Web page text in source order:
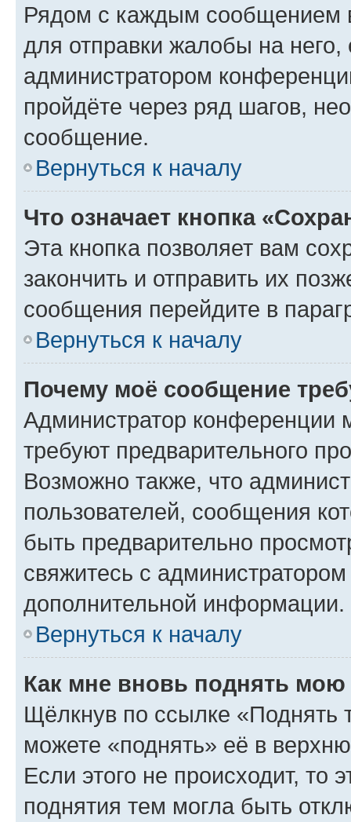
Рядом с каждым сообщением
для отправки жалобы на
администратором
пройдёте через ряд шагов,
сообщение.
Вернуться к началу
Что означает кнопка
Эта кнопка позволяет вам
закончить и отправить их
сообщения перейдите в
Вернуться к началу
Почему моё сообщение
Администратор конференции
требуют предварительного
Возможно также, что
пользователей, сообщения
быть предварительно
свяжитесь с
дополнительной информации.
Вернуться к началу
Как мне вновь поднять мою
Щёлкнув по ссылке «Поднять
можете «поднять» её в
Если этого не происходит, то
поднятия тем могла быть